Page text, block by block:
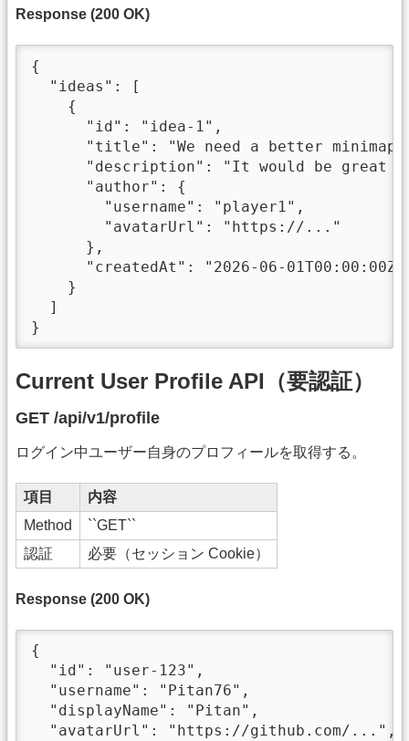
Response (200 OK)
{
  "ideas": [
    {
      "id": "idea-1",
"title": "We need a better minimap
"description": "It would be great
      "author": {
        "username": "player1",
        "avatarUrl": "https://..."
      },
      "createdAt": "2026-06-01T00:00:00Z"
    }
  ]
}
Current User Profile API（要認証）
GET /api/v1/profile
ログイン中ユーザー自身のプロフィールを取得する。
項目
内容
Method
``GET``
認証
必要（セッション Cookie）
Response (200 OK)
{
  "id": "user-123",
  "username": "Pitan76",
  "displayName": "Pitan",
  "avatarUrl": "https://github.com/...",